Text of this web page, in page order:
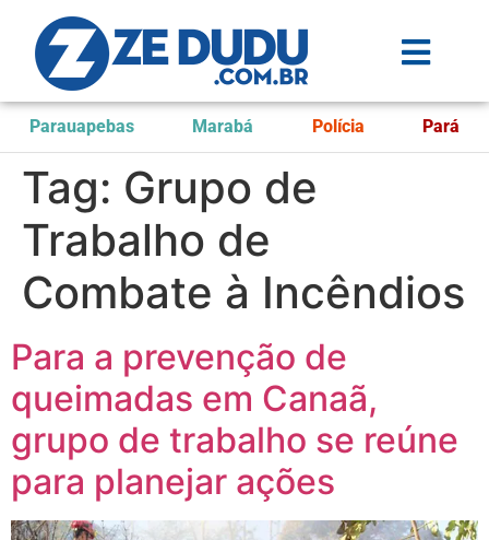
Parauapebas Marabá Polícia Pará
Tag: Grupo de
Trabalho de
Combate à Incêndios
Para a prevenção de
queimadas em Canaã,
grupo de trabalho se reúne
para planejar ações